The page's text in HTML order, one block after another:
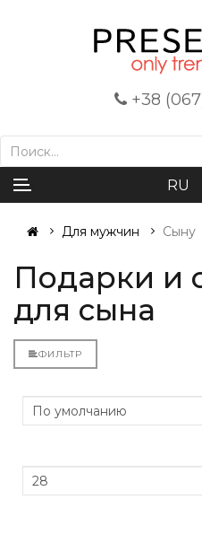
+38
RU
Для мужчин Сыну
Подарки и
для сына
ФИЛЬТР